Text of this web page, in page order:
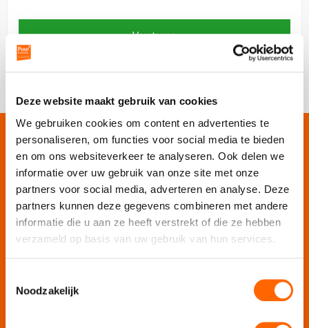
Deze website maakt gebruik van cookies
We gebruiken cookies om content en advertenties te
personaliseren, om functies voor social media te bieden
en om ons websiteverkeer te analyseren. Ook delen we
informatie over uw gebruik van onze site met onze
partners voor social media, adverteren en analyse. Deze
partners kunnen deze gegevens combineren met andere
informatie die u aan ze heeft verstrekt of die ze hebben
verzameld op basis van uw gebruik van hun services.
Noodzakelijk
Onze websites
Puur Events
Puur Feesten
Puur Uitjes
Puur Amsterdam
Puur Haarlem